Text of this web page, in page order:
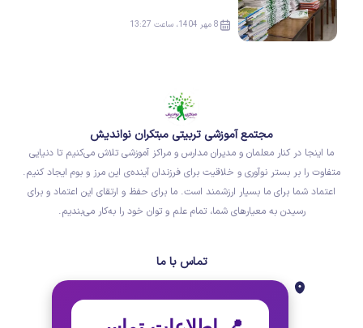
8 مهر 1404، ساعت 13:27
مجتمع آموزشی تربیتی مبتکران نواندیش
ما اینجا در کنار معلمان و مدیران مدارس و مراکز آموزشی تلاش می‌کنیم تا دنیایی
متفاوت را بر بستر نوآوری و خلاقیت برای فرزندان آینده‌ی این مرز و بوم ایجاد کنیم.
اعتماد شما برای ما بسیار ارزشمند است. ما برای حفظ و ارتقای این اعتماد و برای
رسیدن به معیارهای شما، تمام علم و توان خود را به‌کار می‌بندیم.
تماس با ما